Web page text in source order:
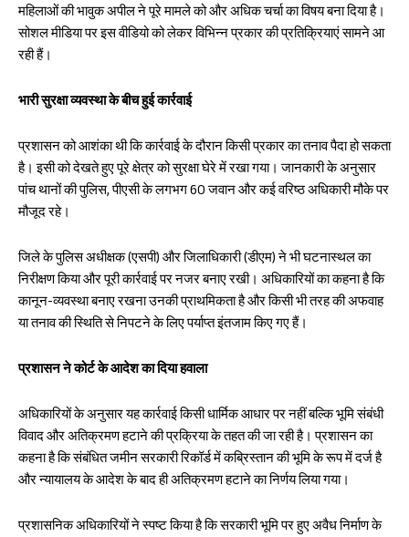
महिलाओं की भावुक अपील ने पूरे मामले को और अधिक चर्चा का विषय बना दिया है।
सोशल मीडिया पर इस वीडियो को लेकर विभिन्न प्रकार की प्रतिक्रियाएं सामने आ
रही हैं।
भारी सुरक्षा व्यवस्था के बीच हुई कार्रवाई
प्रशासन को आशंका थी कि कार्रवाई के दौरान किसी प्रकार का तनाव पैदा हो सकता
है। इसी को देखते हुए पूरे क्षेत्र को सुरक्षा घेरे में रखा गया। जानकारी के अनुसार
पांच थानों की पुलिस, पीएसी के लगभग 60 जवान और कई वरिष्ठ अधिकारी मौके पर
मौजूद रहे।
जिले के पुलिस अधीक्षक (एसपी) और जिलाधिकारी (डीएम) ने भी घटनास्थल का
निरीक्षण किया और पूरी कार्रवाई पर नजर बनाए रखी। अधिकारियों का कहना है कि
कानून-व्यवस्था बनाए रखना उनकी प्राथमिकता है और किसी भी तरह की अफवाह
या तनाव की स्थिति से निपटने के लिए पर्याप्त इंतजाम किए गए हैं।
प्रशासन ने कोर्ट के आदेश का दिया हवाला
अधिकारियों के अनुसार यह कार्रवाई किसी धार्मिक आधार पर नहीं बल्कि भूमि संबंधी
विवाद और अतिक्रमण हटाने की प्रक्रिया के तहत की जा रही है। प्रशासन का
कहना है कि संबंधित जमीन सरकारी रिकॉर्ड में कब्रिस्तान की भूमि के रूप में दर्ज है
और न्यायालय के आदेश के बाद ही अतिक्रमण हटाने का निर्णय लिया गया।
प्रशासनिक अधिकारियों ने स्पष्ट किया है कि सरकारी भूमि पर हुए अवैध निर्माण के